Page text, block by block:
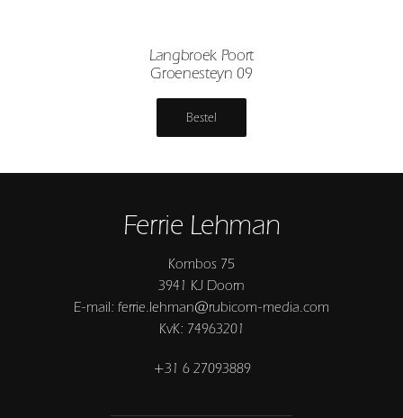
Langbroek Poort
Groenesteyn 09
Bestel
Ferrie Lehman
Kombos 75
3941 KJ Doorn
E-mail: ferrie.lehman@rubicom-media.com
KvK: 74963201
+31 6 27093889